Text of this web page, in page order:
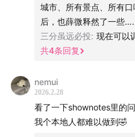
可以在当地混吃混喝两周
可以找到地方白住一周不
临时找人唱KTV(或玩剧
通过3个及以下中间人可
人士/顶流/首富
可以给外地朋友设计一条
费景点，无网红打卡)
城市、所有景点、所有
后，也薛微释然了一些
三分虽远必投: 现在可以
共4条回复
nemui
2026.2.28
看了一下shownotes里的
我个本地人都难以做到🤣